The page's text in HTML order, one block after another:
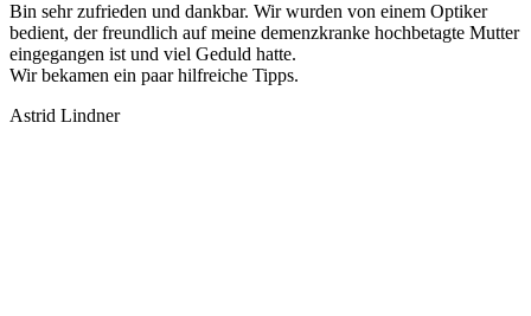
Bin sehr zufrieden und dankbar. Wir wurden von einem Optiker
bedient, der freundlich auf meine demenzkranke hochbetagte Mutter
eingegangen ist und viel Geduld hatte.
Wir bekamen ein paar hilfreiche Tipps.
Astrid Lindner